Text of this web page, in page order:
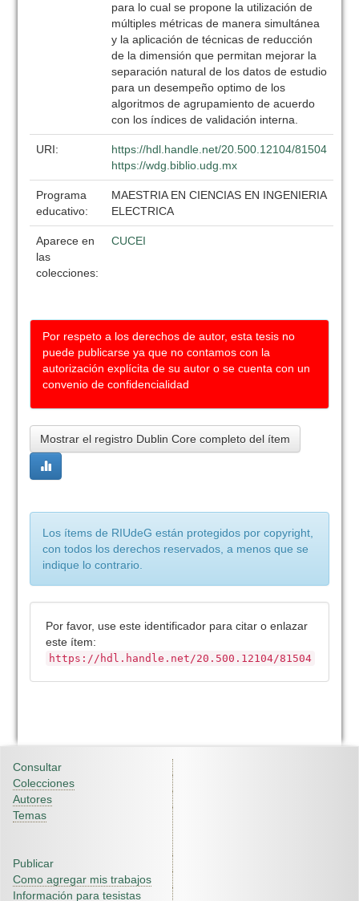
para lo cual se propone la utilización de
múltiples métricas de manera simultánea
y la aplicación de técnicas de reducción
de la dimensión que permitan mejorar la
separación natural de los datos de estudio
para un desempeño optimo de los
algoritmos de agrupamiento de acuerdo
con los índices de validación interna.
URI:
https://hdl.handle.net/20.500.12104/81504
https://wdg.biblio.udg.mx
Programa
educativo:
MAESTRIA EN CIENCIAS EN INGENIERIA
ELECTRICA
Aparece en
las
colecciones:
CUCEI
Por respeto a los derechos de autor, esta tesis no
puede publicarse ya que no contamos con la
autorización explícita de su autor o se cuenta con un
convenio de confidencialidad
Mostrar el registro Dublin Core completo del ítem
Los ítems de RIUdeG están protegidos por copyright,
con todos los derechos reservados, a menos que se
indique lo contrario.
Por favor, use este identificador para citar o enlazar
este ítem:
https://hdl.handle.net/20.500.12104/81504
Consultar
Colecciones
Autores
Temas
Publicar
Como agregar mis trabajos
Información para tesistas